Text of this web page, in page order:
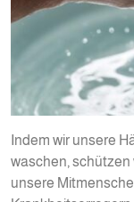
Indem wir unsere
waschen, schützen
unsere